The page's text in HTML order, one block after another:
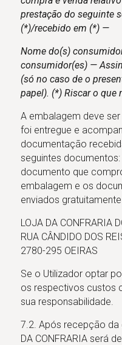
prestação do seguinte
(*)/recebido em (*) —
Nome do(s)
consumidor(es) —
(só no caso de o
papel). (*) Riscar o que
A embalagem deve
foi entregue e
documentação
seguintes
documento que
embalagem e os
enviados
LOJA DA CONFRARIA
RUA CÂNDIDO DOS
2780-295 OEIRAS
Se o Utilizador optar
os respectivos custos
sua responsabilidade.
7.2. Após recepção da
DA CONFRARIA será